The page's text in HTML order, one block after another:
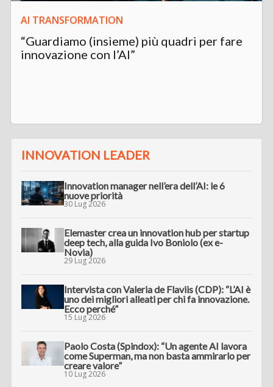
AI TRANSFORMATION
“Guardiamo (insieme) più quadri per fare
innovazione con l’AI”
INNOVATION LEADER
Innovation manager nell’era dell’AI: le 6
nuove priorità
30 Lug 2026
Elemaster crea un innovation hub per startup
deep tech, alla guida Ivo Boniolo (ex e-
Novia)
29 Lug 2026
Intervista con Valeria de Flaviis (CDP): “L’AI è
uno dei migliori alleati per chi fa innovazione.
Ecco perché”
15 Lug 2026
Paolo Costa (Spindox): “Un agente AI lavora
come Superman, ma non basta ammirarlo per
creare valore”
10 Lug 2026